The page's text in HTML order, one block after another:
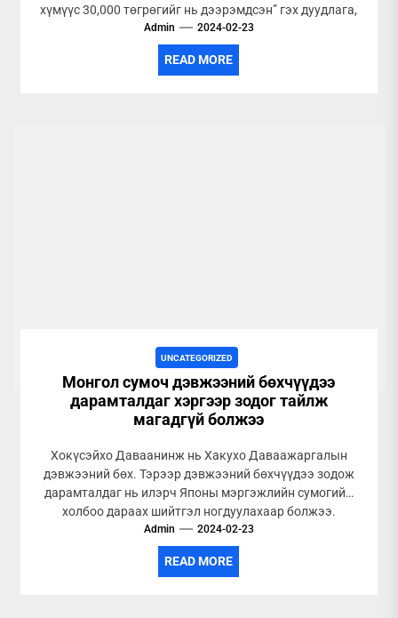
хүмүүс 30,000 төгрөгийг нь дээрэмдсэн” гэх дуудлага,
мэдээлэл 2024 оны 02...
Admin 2024-02-23
READ MORE
UNCATEGORIZED
Монгол сумоч дэвжээний бөхчүүдээ
дарамталдаг хэргээр зодог тайлж
магадгүй болжээ
Хокүсэйхо Даваанинж нь Хакухо Даваажаргалын
дэвжээний бөх. Тэрээр дэвжээний бөхчүүдээ зодож
дарамталдаг нь илэрч Японы мэргэжлийн сумогийн
холбоо дараах шийтгэл ногдуулахаар болжээ.
Дэвжээний эзэн Хакухо...
Admin 2024-02-23
READ MORE